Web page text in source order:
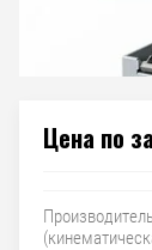
Цена по